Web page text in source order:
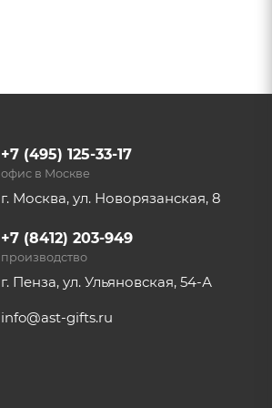
+7 (495) 125-33-17
офис в Москве
г. Москва, ул. Новорязанская, 8
+7 (8412) 203-949
производство
г. Пенза, ул. Ульяновская, 54-А
info@ast-gifts.ru